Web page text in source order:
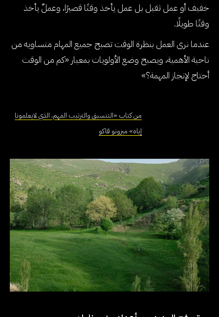
خفيف أو عمل ثقيل بل عمل يأخذ وقتًا قصيرًا، وعملٌ يأخذ
وقتًا طويلًا.
عندما نرى العمل بنظرة الوقت تصبح جميع المهام متساويه من
ناحية الأهمية، ويصبح وضع الأولويات بمعيار «كم من الوقت
أحتاج لإنجاز المهمة؟»
من كتاب «التنسيق والترتيب المهم، الذي لايعلمونا
إياه» ميزونو قاكو